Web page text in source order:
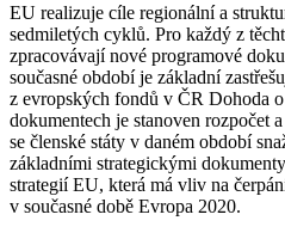
EU realizuje cíle regionální a
sedmiletých cyklů. Pro každý z
zpracovávají nové programové
současné období je základní
z evropských fondů v ČR Dohoda
dokumentech je stanoven rozpočet
se členské státy v daném období
základními strategickými
strategií EU, která má vliv na
v současné době Evropa 2020.